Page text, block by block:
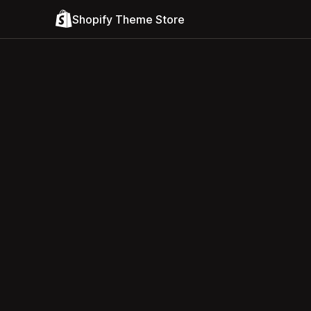
Shopify Theme Store